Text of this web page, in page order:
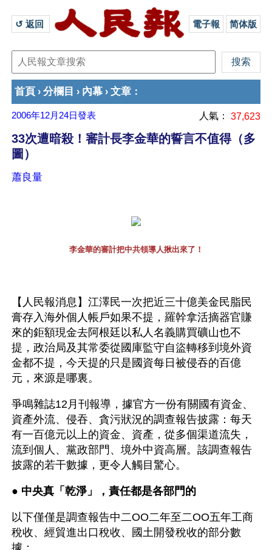
↺ 返回 電子報 简体版
首頁 › 分欄目 › 內幕 › 文章 ：
2006年12月24日發表 人氣： 37,623
33次遭暗殺！審計長李金華的誓言不值得（多
圖）
蕭良量
李金華的審計把中共領導人揪出來了！
【人民報消息】江澤民一次把近三十億美金民脂民
膏存入海外個人帳戶如果不提，羅幹拿活摘器官賺
來的鉅額現金去阿根廷以私人名義購買礦山也不
提，政治局及其常委從國庫監守自盜轉移到境外資
金都不提，今天提的只是國資每日被侵吞的百億
元，來源是哪裏。
爭鳴雜誌12月刊報導，據官方一份有關國有資金、
資產外流、侵吞、貪污狀況的調查報告披露：每天
有一百億元以上的資金、資產，從多個渠道流失，
流到個人、黨政部門、境外中資高層。該調查報告
披露的若干數據，更令人觸目驚心。
● 中央真「乾淨」，責任都是各部門的
以下僅僅是調查報告中二OO二年至二OO五年工商
稅收、經貿進出口稅收、國土開發稅收的部分數
據：